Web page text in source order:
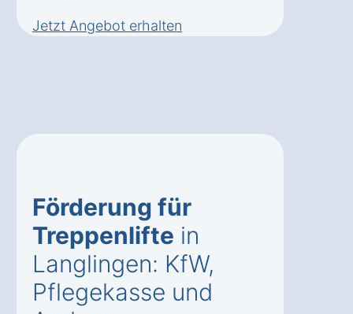
Jetzt Angebot erhalten
Förderung für
Treppenlifte in
Langlingen: KfW,
Pflegekasse und